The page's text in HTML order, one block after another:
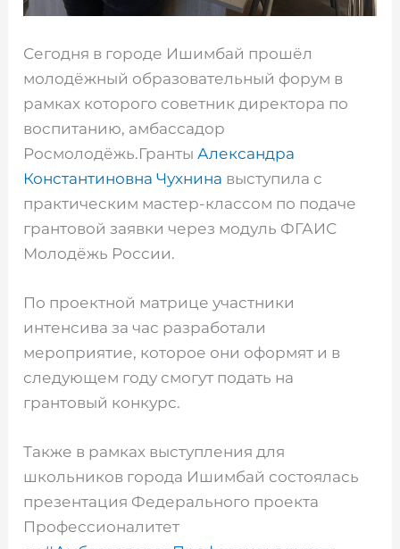
Сегодня в городе Ишимбай прошёл
молодёжный образовательный форум в
рамках которого советник директора по
воспитанию, амбассадор
Росмолодёжь.ГрантыАлександра
Константиновна Чухнина выступила с
практическим мастер-классом по подаче
грантовой заявки через модуль ФГАИС
Молодёжь России.
По проектной матрице участники
интенсива за час разработали
мероприятие, которое они оформят и в
следующем году смогут подать на
грантовый конкурс.
Также в рамках выступления для
школьников города Ишимбай состоялась
презентация Федерального проекта
Профессионалитет